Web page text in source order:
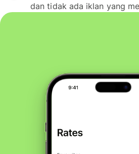
dan tidak ada iklan yang